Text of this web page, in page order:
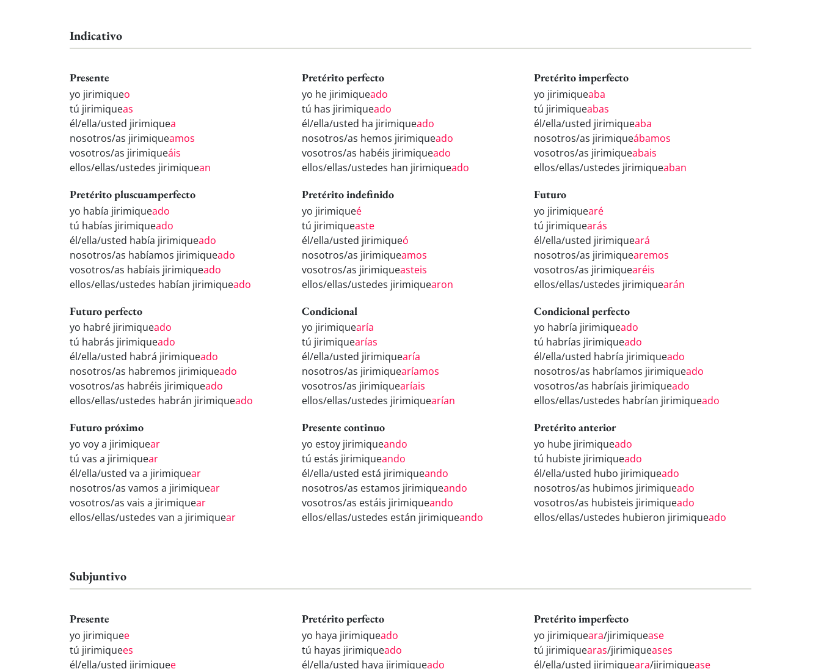
Indicativo
Presente
yo jirimiqueo
tú jirimiqueas
él/ella/usted jirimiquea
nosotros/as jirimiqueamos
vosotros/as jirimiqueáis
ellos/ellas/ustedes jirimiquean
Pretérito perfecto
yo he jirimiqueado
tú has jirimiqueado
él/ella/usted ha jirimiqueado
nosotros/as hemos jirimiqueado
vosotros/as habéis jirimiqueado
ellos/ellas/ustedes han jirimiqueado
Pretérito imperfecto
yo jirimiqueaba
tú jirimiqueabas
él/ella/usted jirimiqueaba
nosotros/as jirimiqueábamos
vosotros/as jirimiqueabais
ellos/ellas/ustedes jirimiqueaban
Pretérito pluscuamperfecto
yo había jirimiqueado
tú habías jirimiqueado
él/ella/usted había jirimiqueado
nosotros/as habíamos jirimiqueado
vosotros/as habíais jirimiqueado
ellos/ellas/ustedes habían jirimiqueado
Pretérito indefinido
yo jirimiqueé
tú jirimiqueaste
él/ella/usted jirimiqueó
nosotros/as jirimiqueamos
vosotros/as jirimiqueasteis
ellos/ellas/ustedes jirimiquearon
Futuro
yo jirimiquearé
tú jirimiquearás
él/ella/usted jirimiqueará
nosotros/as jirimiquearemos
vosotros/as jirimiquearéis
ellos/ellas/ustedes jirimiquearán
Futuro perfecto
yo habré jirimiqueado
tú habrás jirimiqueado
él/ella/usted habrá jirimiqueado
nosotros/as habremos jirimiqueado
vosotros/as habréis jirimiqueado
ellos/ellas/ustedes habrán jirimiqueado
Condicional
yo jirimiquearía
tú jirimiquearías
él/ella/usted jirimiquearía
nosotros/as jirimiquearíamos
vosotros/as jirimiquearíais
ellos/ellas/ustedes jirimiquearían
Condicional perfecto
yo habría jirimiqueado
tú habrías jirimiqueado
él/ella/usted habría jirimiqueado
nosotros/as habríamos jirimiqueado
vosotros/as habríais jirimiqueado
ellos/ellas/ustedes habrían jirimiqueado
Futuro próximo
yo voy a jirimiquear
tú vas a jirimiquear
él/ella/usted va a jirimiquear
nosotros/as vamos a jirimiquear
vosotros/as vais a jirimiquear
ellos/ellas/ustedes van a jirimiquear
Presente continuo
yo estoy jirimiqueando
tú estás jirimiqueando
él/ella/usted está jirimiqueando
nosotros/as estamos jirimiqueando
vosotros/as estáis jirimiqueando
ellos/ellas/ustedes están jirimiqueando
Pretérito anterior
yo hube jirimiqueado
tú hubiste jirimiqueado
él/ella/usted hubo jirimiqueado
nosotros/as hubimos jirimiqueado
vosotros/as hubisteis jirimiqueado
ellos/ellas/ustedes hubieron jirimiqueado
Subjuntivo
Presente
yo jirimiquee
tú jirimiquees
él/ella/usted jirimiquee
Pretérito perfecto
yo haya jirimiqueado
tú hayas jirimiqueado
él/ella/usted haya jirimiqueado
Pretérito imperfecto
yo jirimiqueara/jirimiquease
tú jirimiquearas/jirimiqueases
él/ella/usted jirimiqueara/jirimiquease